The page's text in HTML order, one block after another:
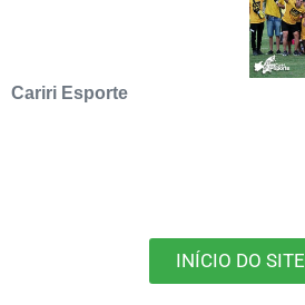
Cariri Esporte
INÍCIO DO SITE